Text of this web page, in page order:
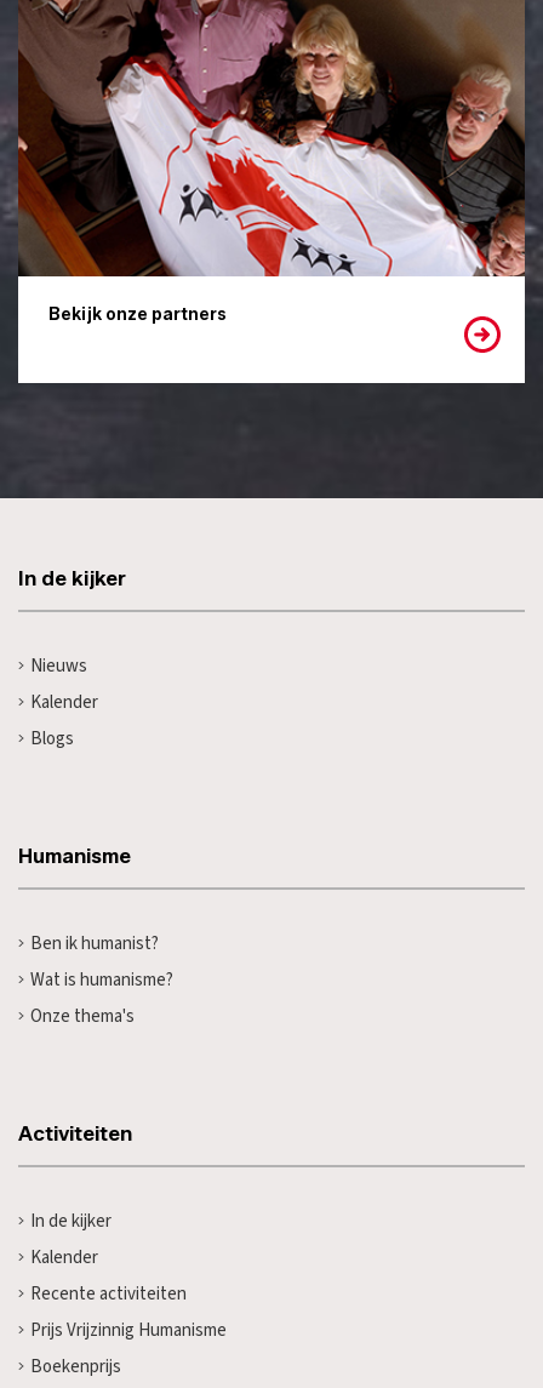
Bekijk onze partners
In de kijker
Nieuws
Kalender
Blogs
Humanisme
Ben ik humanist?
Wat is humanisme?
Onze thema's
Activiteiten
In de kijker
Kalender
Recente activiteiten
Prijs Vrijzinnig Humanisme
Boekenprijs